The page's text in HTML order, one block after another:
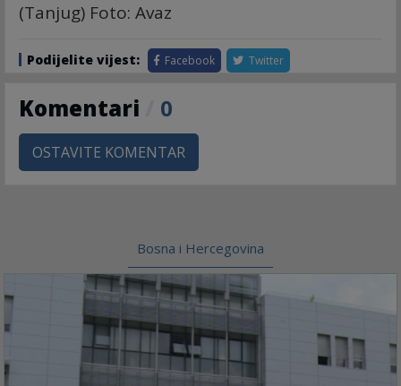
(Tanjug) Foto: Avaz
Podijelite vijest: Facebook Twitter
Komentari 0
OSTAVITE KOMENTAR
Bosna i Hercegovina